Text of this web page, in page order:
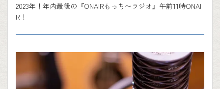
2023年！年内最後の『ONAIRもっち〜ラジオ』午前11時ONAI
R！